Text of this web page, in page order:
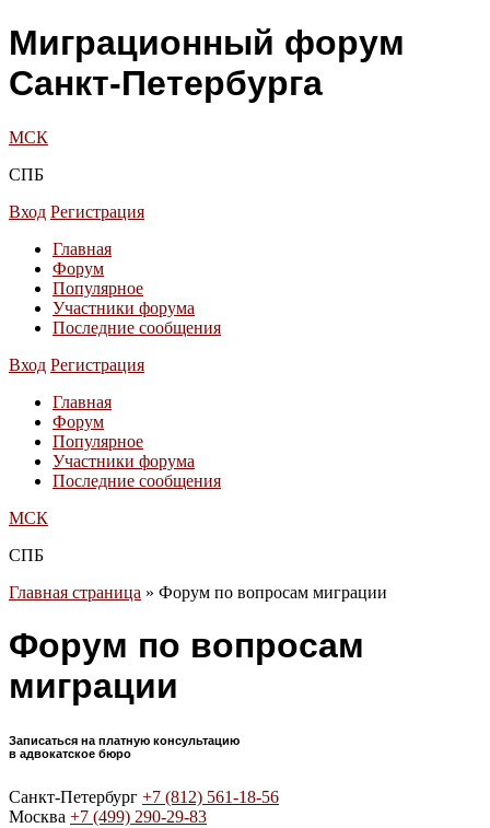
Миграционный форум
Санкт-Петербурга
МСК
СПБ
Вход Регистрация
Главная
Форум
Популярное
Участники форума
Последние сообщения
Вход Регистрация
Главная
Форум
Популярное
Участники форума
Последние сообщения
МСК
СПБ
Главная страница » Форум по вопросам миграции
Форум по вопросам
миграции
Записаться на платную консультацию
в адвокатское бюро
Санкт-Петербург +7 (812) 561-18-56
Москва +7 (499) 290-29-83